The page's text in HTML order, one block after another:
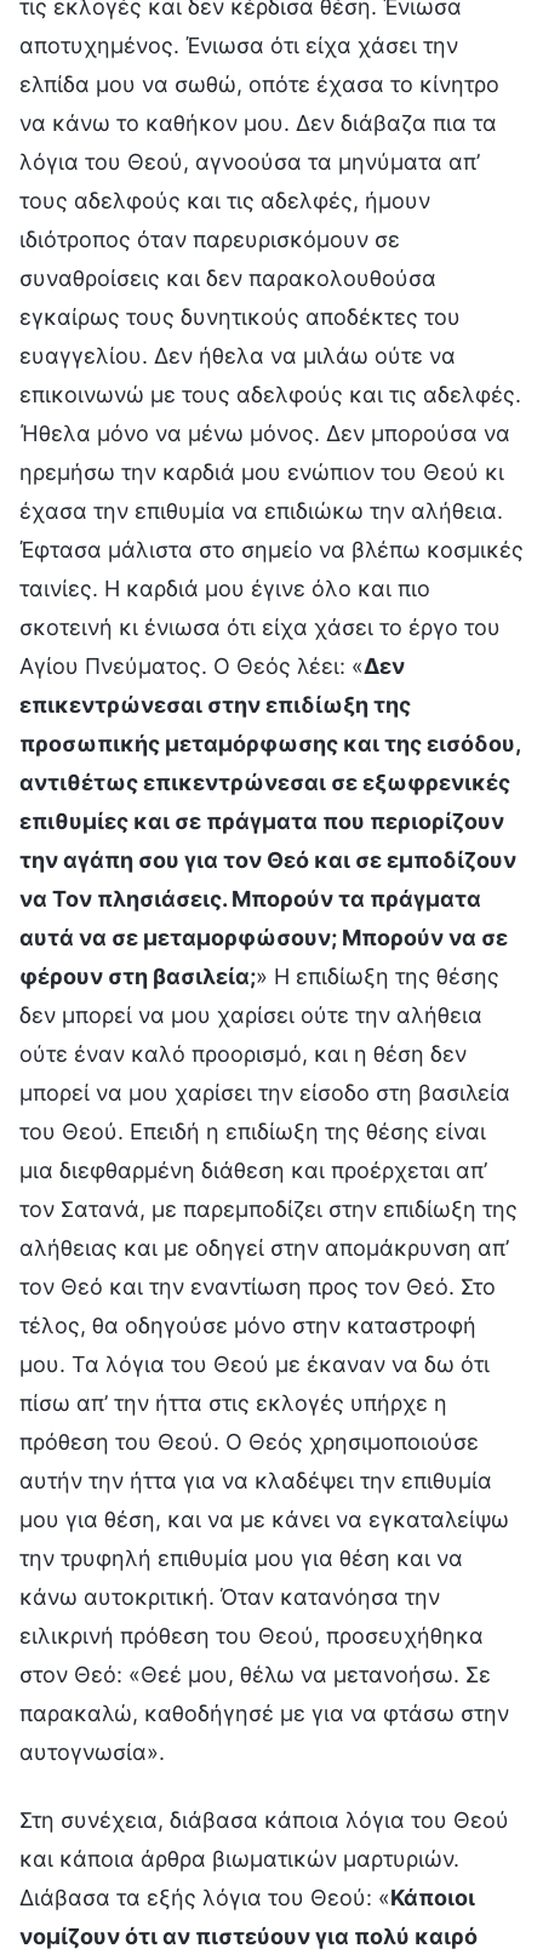
τις εκλογές και δεν κέρδισα θέση. Ένιωσα
αποτυχημένος. Ένιωσα ότι είχα χάσει την
ελπίδα μου να σωθώ, οπότε έχασα το κίνητρο
να κάνω το καθήκον μου. Δεν διάβαζα πια τα
λόγια του Θεού, αγνοούσα τα μηνύματα απ’
τους αδελφούς και τις αδελφές, ήμουν
ιδιότροπος όταν παρευρισκόμουν σε
συναθροίσεις και δεν παρακολουθούσα
εγκαίρως τους δυνητικούς αποδέκτες του
ευαγγελίου. Δεν ήθελα να μιλάω ούτε να
επικοινωνώ με τους αδελφούς και τις αδελφές.
Ήθελα μόνο να μένω μόνος. Δεν μπορούσα να
ηρεμήσω την καρδιά μου ενώπιον του Θεού κι
έχασα την επιθυμία να επιδιώκω την αλήθεια.
Έφτασα μάλιστα στο σημείο να βλέπω κοσμικές
ταινίες. Η καρδιά μου έγινε όλο και πιο
σκοτεινή κι ένιωσα ότι είχα χάσει το έργο του
Αγίου Πνεύματος. Ο Θεός λέει: «Δεν
επικεντρώνεσαι στην επιδίωξη της
προσωπικής μεταμόρφωσης και της εισόδου,
αντιθέτως επικεντρώνεσαι σε εξωφρενικές
επιθυμίες και σε πράγματα που περιορίζουν
την αγάπη σου για τον Θεό και σε εμποδίζουν
να Τον πλησιάσεις. Μπορούν τα πράγματα
αυτά να σε μεταμορφώσουν; Μπορούν να σε
φέρουν στη βασιλεία;» Η επιδίωξη της θέσης
δεν μπορεί να μου χαρίσει ούτε την αλήθεια
ούτε έναν καλό προορισμό, και η θέση δεν
μπορεί να μου χαρίσει την είσοδο στη βασιλεία
του Θεού. Επειδή η επιδίωξη της θέσης είναι
μια διεφθαρμένη διάθεση και προέρχεται απ’
τον Σατανά, με παρεμποδίζει στην επιδίωξη της
αλήθειας και με οδηγεί στην απομάκρυνση απ’
τον Θεό και την εναντίωση προς τον Θεό. Στο
τέλος, θα οδηγούσε μόνο στην καταστροφή
μου. Τα λόγια του Θεού με έκαναν να δω ότι
πίσω απ’ την ήττα στις εκλογές υπήρχε η
πρόθεση του Θεού. Ο Θεός χρησιμοποιούσε
αυτήν την ήττα για να κλαδέψει την επιθυμία
μου για θέση, και να με κάνει να εγκαταλείψω
την τρυφηλή επιθυμία μου για θέση και να
κάνω αυτοκριτική. Όταν κατανόησα την
ειλικρινή πρόθεση του Θεού, προσευχήθηκα
στον Θεό: «Θεέ μου, θέλω να μετανοήσω. Σε
παρακαλώ, καθοδήγησέ με για να φτάσω στην
αυτογνωσία».
Στη συνέχεια, διάβασα κάποια λόγια του Θεού
και κάποια άρθρα βιωματικών μαρτυριών.
Διάβασα τα εξής λόγια του Θεού: «Κάποιοι
νομίζουν ότι αν πιστεύουν για πολύ καιρό